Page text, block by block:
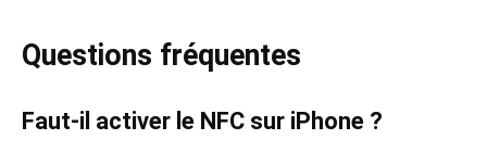
Questions fréquentes
Faut-il activer le NFC sur iPhone ?